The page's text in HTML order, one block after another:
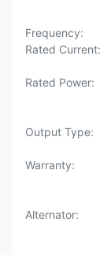
Frequency:
Rated Current:
Rated Power:
Output Type:
Warranty:
Alternator: